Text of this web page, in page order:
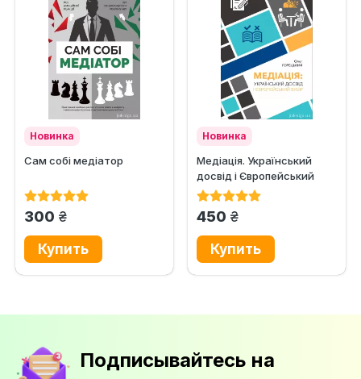
Новинка
Сам собі медіатор
300 грн.
Новинка
Медіація. Український
досвід і Європейський
вибір
450 грн.
Подписывайтесь на